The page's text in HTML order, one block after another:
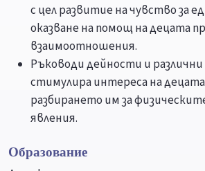
с цел развитие на чувство за
оказване на помощ на децата
взаимоотношения.
Ръководи дейности и
стимулира интереса на
разбирането им за
явления.
Образование